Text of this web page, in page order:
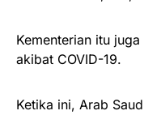
Kementerian itu
akibat COVID-19.
Ketika ini, Arab